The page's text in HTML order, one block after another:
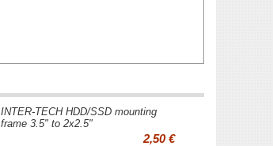
INTER-TECH HDD/SSD mounting
frame 3.5" to 2x2.5"
2,50 €